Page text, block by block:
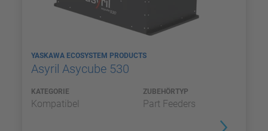
YASKAWA ECOSYSTEM PRODUCTS
Asyril Asycube 530
KATEGORIE
Kompatibel
ZUBEHÖRTYP
Part Feeders